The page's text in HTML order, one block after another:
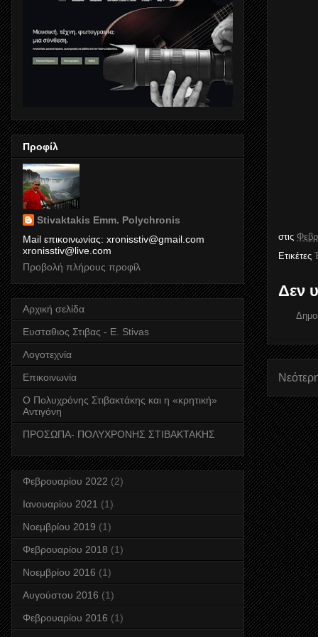
στις
Ετικέτες
Δεν
Προφίλ
Stivaktakis Emm. Polychronis
Mail επικοινωνίας: xronisstiv@gmail.com
xronisstiv@live.com
Προβολή πλήρους προφίλ
Αρχική σελίδα
Ευσταθιος Στιβας - E. Stivas
Λογοτεχνία
Επικοινωνία
Ο Πολυχρόνης Στιβακτάκης και η «κρητική»
Αντιγόνη
ΠΡΟΣΩΠΑ- ΠΟΛΥΧΡΟΝΗΣ ΣΤΙΒΑΚΤΑΚΗΣ
Φεβρουαρίου 2022 (2)
Ιανουαρίου 2021 (1)
Νοεμβρίου 2019 (1)
Φεβρουαρίου 2018 (1)
Νοεμβρίου 2016 (1)
Αυγούστου 2016 (1)
Φεβρουαρίου 2016 (1)